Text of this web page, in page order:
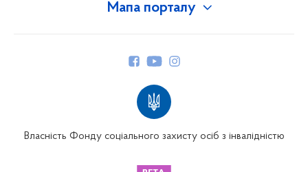
Мапа порталу
Власність Фонду соціального захисту осіб з інвалідністю